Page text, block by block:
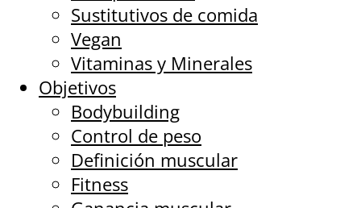
Sustitutivos de comida
Vegan
Vitaminas y Minerales
Objetivos
Bodybuilding
Control de peso
Definición muscular
Fitness